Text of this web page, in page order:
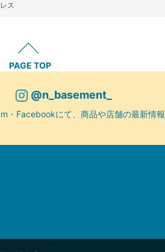
ス
PAGE TOP
@n_basement_
・Facebookにて、商品や店舗の最新情報